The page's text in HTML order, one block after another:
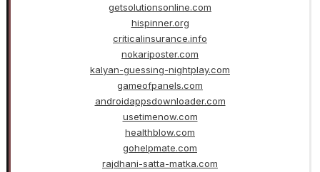
getsolutionsonline.com
hispinner.org
criticalinsurance.info
nokariposter.com
kalyan-guessing-nightplay.com
gameofpanels.com
androidappsdownloader.com
usetimenow.com
healthblow.com
gohelpmate.com
rajdhani-satta-matka.com